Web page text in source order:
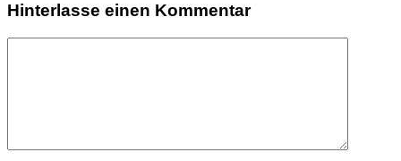
Hinterlasse einen Kommentar